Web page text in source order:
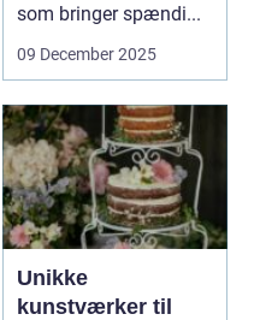
som bringer spændi...
09 December 2025
Unikke
kunstværker til